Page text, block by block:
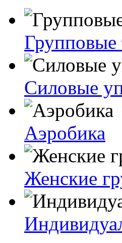
Групповые
Силовые
Аэробика
Женские